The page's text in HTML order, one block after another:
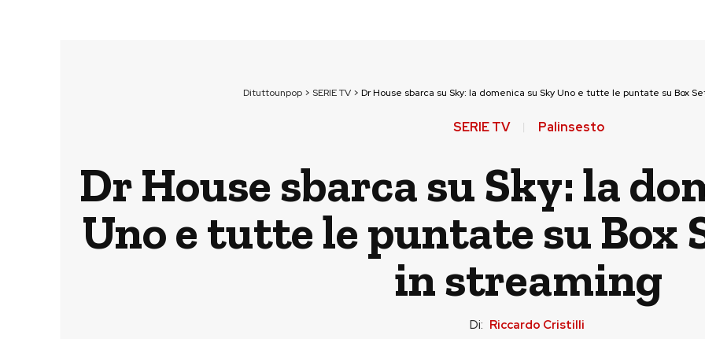
Dituttounpop > SERIE TV > Dr House sbarca su Sky: la domenica su Sky Uno e tutte le puntate su Box
SERIE TV Palinsesto
Dr House sbarca su Sky: la
Uno e tutte le puntate su Box
in streaming
Di: Riccardo Cristilli